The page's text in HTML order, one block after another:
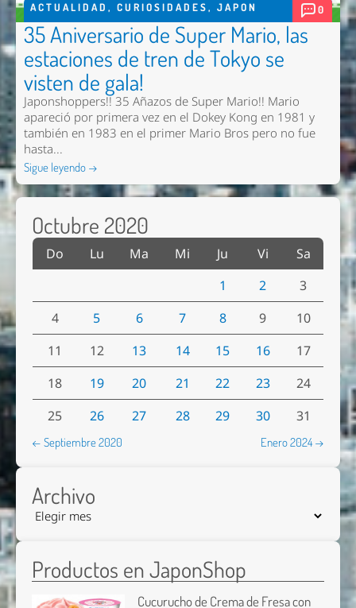
ACTUALIDAD , CURIOSIDADES, JAPON 0
35 Aniversario de Super Mario, las
estaciones de tren de Tokyo se
visten de gala!
Japonshoppers!! 35 Añazos de Super Mario!! Mario
apareció por primera vez en el Dokey Kong en 1981 y
también en 1983 en el primer Mario Bros pero no fue
hasta...
Sigue leyendo →
Octubre 2020
Do Lu Ma Mi Ju Vi
Sa
1
2
3
4
5 6 7 8 9
10
11
12 13 14 15 16
17
18
19 20 21 22 23
24
25
26 27 28 29 30 31
← Septiembre 2020 Enero 2024 →
Archivo
Productos en JaponShop
Cucurucho de Crema de Fresa con